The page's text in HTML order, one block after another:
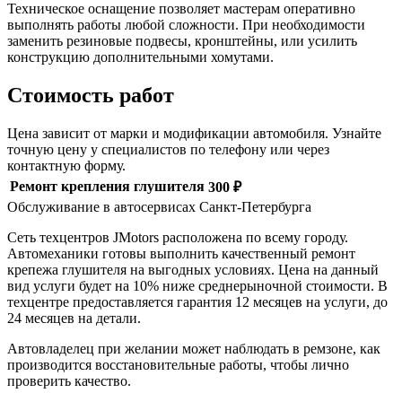
Техническое оснащение позволяет мастерам оперативно
выполнять работы любой сложности. При необходимости
заменить резиновые подвесы, кронштейны, или усилить
конструкцию дополнительными хомутами.
Стоимость работ
Цена зависит от марки и модификации автомобиля. Узнайте
точную цену у специалистов по телефону или через
контактную форму.
Ремонт крепления глушителя 300 ₽
Обслуживание в автосервисах Санкт-Петербурга
Сеть техцентров JMotors расположена по всему городу.
Автомеханики готовы выполнить качественный ремонт
крепежа глушителя на выгодных условиях. Цена на данный
вид услуги будет на 10% ниже среднерыночной стоимости. В
техцентре предоставляется гарантия 12 месяцев на услуги, до
24 месяцев на детали.
Автовладелец при желании может наблюдать в ремзоне, как
производится восстановительные работы, чтобы лично
проверить качество.